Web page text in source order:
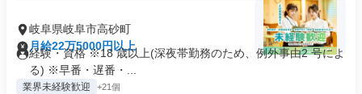
岐阜県岐阜市高砂町
月給22万5000円以上
経験・資格 ※18 歳以上(深夜帯勤務のため、例外事由2 号によ
る) ※早番・遅番・...
業界未経験歓迎 +21個